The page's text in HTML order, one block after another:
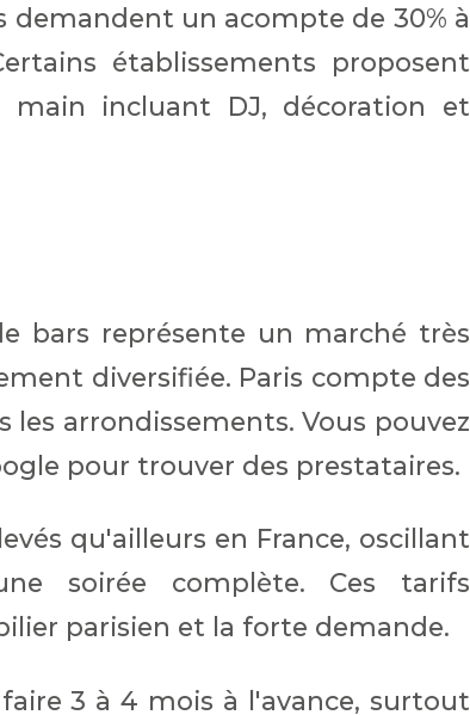
un acompte de 30% à
établissements proposent
incluant DJ, décoration et
bars représente un marché très
diversifiée. Paris compte des
arrondissements. Vous pouvez
pour trouver des prestataires.
qu'ailleurs en France, oscillant
soirée complète. Ces tarifs
parisien et la forte demande.
3 à 4 mois à l'avance, surtout